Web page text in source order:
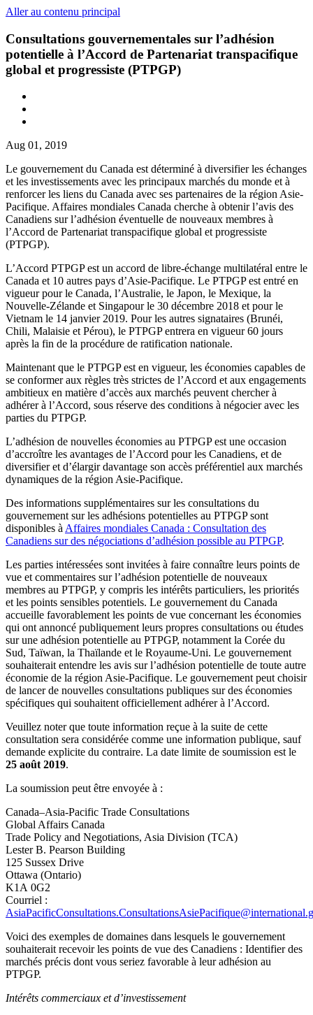
Aller au contenu principal
Consultations gouvernementales sur l’adhésion
potentielle à l’Accord de Partenariat transpacifique
global et progressiste (PTPGP)
Aug 01, 2019
Le gouvernement du Canada est déterminé à diversifier les échanges
et les investissements avec les principaux marchés du monde et à
renforcer les liens du Canada avec ses partenaires de la région Asie-
Pacifique. Affaires mondiales Canada cherche à obtenir l’avis des
Canadiens sur l’adhésion éventuelle de nouveaux membres à
l’Accord de Partenariat transpacifique global et progressiste
(PTPGP).
L’Accord PTPGP est un accord de libre-échange multilatéral entre le
Canada et 10 autres pays d’Asie-Pacifique. Le PTPGP est entré en
vigueur pour le Canada, l’Australie, le Japon, le Mexique, la
Nouvelle-Zélande et Singapour le 30 décembre 2018 et pour le
Vietnam le 14 janvier 2019. Pour les autres signataires (Brunéi,
Chili, Malaisie et Pérou), le PTPGP entrera en vigueur 60 jours
après la fin de la procédure de ratification nationale.
Maintenant que le PTPGP est en vigueur, les économies capables de
se conformer aux règles très strictes de l’Accord et aux engagements
ambitieux en matière d’accès aux marchés peuvent chercher à
adhérer à l’Accord, sous réserve des conditions à négocier avec les
parties du PTPGP.
L’adhésion de nouvelles économies au PTPGP est une occasion
d’accroître les avantages de l’Accord pour les Canadiens, et de
diversifier et d’élargir davantage son accès préférentiel aux marchés
dynamiques de la région Asie-Pacifique.
Des informations supplémentaires sur les consultations du
gouvernement sur les adhésions potentielles au PTPGP sont
disponibles àAffaires mondiales Canada : Consultation des
Canadiens sur des négociations d’adhésion possible au PTPGP.
Les parties intéressées sont invitées à faire connaître leurs points de
vue et commentaires sur l’adhésion potentielle de nouveaux
membres au PTPGP, y compris les intérêts particuliers, les priorités
et les points sensibles potentiels. Le gouvernement du Canada
accueille favorablement les points de vue concernant les économies
qui ont annoncé publiquement leurs propres consultations ou études
sur une adhésion potentielle au PTPGP, notamment la Corée du
Sud, Taïwan, la Thaïlande et le Royaume-Uni. Le gouvernement
souhaiterait entendre les avis sur l’adhésion potentielle de toute autre
économie de la région Asie-Pacifique. Le gouvernement peut choisir
de lancer de nouvelles consultations publiques sur des économies
spécifiques qui souhaitent officiellement adhérer à l’Accord.
Veuillez noter que toute information reçue à la suite de cette
consultation sera considérée comme une information publique, sauf
demande explicite du contraire. La date limite de soumission est le
25 août 2019.
La soumission peut être envoyée à :
Canada–Asia-Pacific Trade Consultations
Global Affairs Canada
Trade Policy and Negotiations, Asia Division (TCA)
Lester B. Pearson Building
125 Sussex Drive
Ottawa (Ontario)
K1A 0G2
Courriel :
Voici des exemples de domaines dans lesquels le gouvernement
souhaiterait recevoir les points de vue des Canadiens : Identifier des
marchés précis dont vous seriez favorable à leur adhésion au
PTPGP.
Intérêts commerciaux et d’investissement